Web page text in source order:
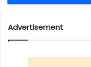
Advertisement